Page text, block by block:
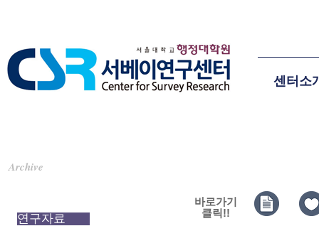
센터소
바로가기
클릭!!
연구자료
Archive